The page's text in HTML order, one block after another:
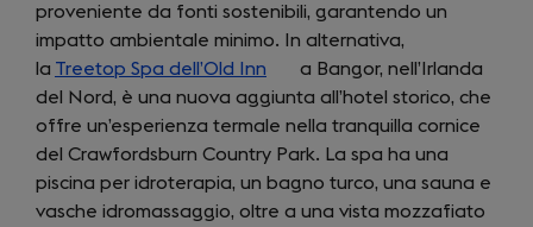
proveniente da fonti sostenibili, garantendo un
impatto ambientale minimo. In alternativa,
la Treetop Spa dell’Old Inn (opens
in
a
new
tab)
a Bangor, nell’Irlanda
del Nord, è una nuova aggiunta all’hotel storico, che
offre un’esperienza termale nella tranquilla cornice
del Crawfordsburn Country Park. La spa ha una
piscina per idroterapia, un bagno turco, una sauna e
vasche idromassaggio, oltre a una vista mozzafiato